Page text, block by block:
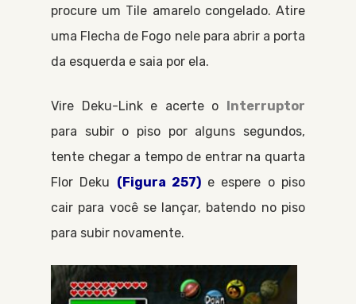
procure um Tile amarelo congelado. Atire
uma Flecha de Fogo nele para abrir a porta
da esquerda e saia por ela.
Vire Deku-Linke acerte o Interruptor
para subir o piso por alguns segundos,
tente chegar a tempo de entrar na quarta
Flor Deku (Figura 257)e espere o piso
cair para você se lançar, batendo no piso
para subir novamente.